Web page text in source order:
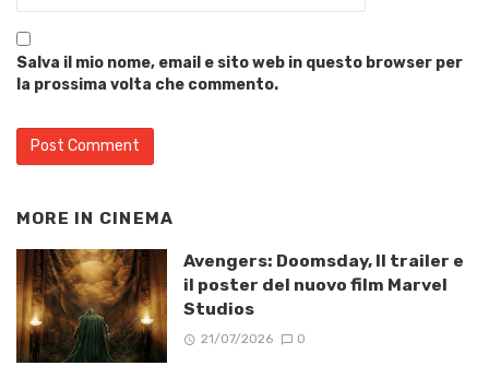
Salva il mio nome, email e sito web in questo browser per
la prossima volta che commento.
MORE IN CINEMA
Avengers: Doomsday, Il trailer e
il poster del nuovo film Marvel
Studios
21/07/2026 0